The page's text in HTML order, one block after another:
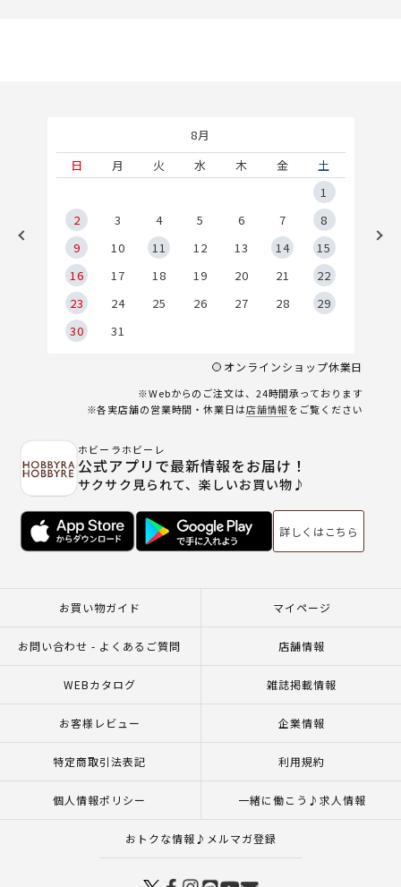
8月
日
月 火 水 木 金
土
1
2
3 4 5 6 7
8
9
10 11 12 13 14
15
16
17 18 19 20 21
22
23
24 25 26 27 28
29
30
31
オンラインショップ休業日
※Webからのご注文は、24時間承っております
※各実店舗の営業時間・休業日は店舗情報をご覧ください
ホビーラホビーレ
公式アプリで最新情報をお届け！
サクサク見られて、楽しいお買い物♪
詳しくはこちら
お買い物ガイド マイページ
お問い合わせ - よくあるご質問 店舗情報
WEBカタログ 雑誌掲載情報
お客様レビュー 企業情報
特定商取引法表記 利用規約
個人情報ポリシー 一緒に働こう♪求人情報
おトクな情報♪メルマガ登録